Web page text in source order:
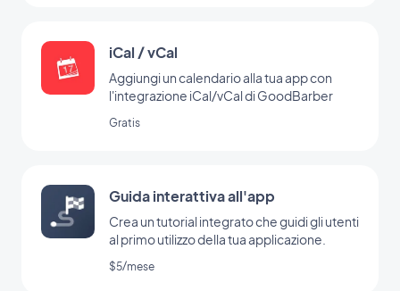
iCal / vCal
Aggiungi un calendario alla tua app con
l'integrazione iCal/vCal di GoodBarber
Gratis
Guida interattiva all'app
Crea un tutorial integrato che guidi gli utenti
al primo utilizzo della tua applicazione.
$5/mese